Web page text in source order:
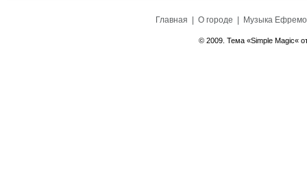
Главная О городе Музыка
© 2009. Тема «Simple Magic«